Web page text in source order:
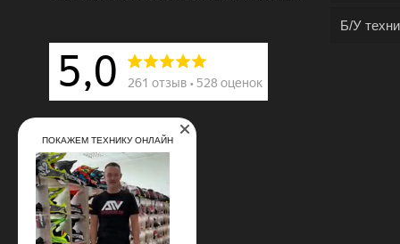
Б/У
ПОКАЖЕМ ТЕХНИКУ ОНЛАЙН